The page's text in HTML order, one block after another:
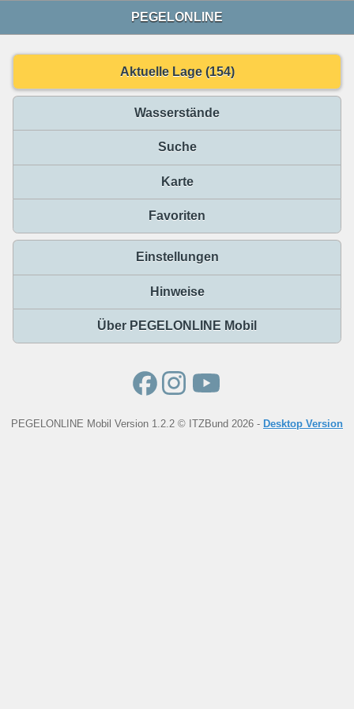
PEGELONLINE
Aktuelle Lage (154)
Wasserstände
Suche
Karte
Favoriten
Einstellungen
Hinweise
Über PEGELONLINE Mobil
PEGELONLINE Mobil Version 1.2.2 © ITZBund 2026 - Desktop Version